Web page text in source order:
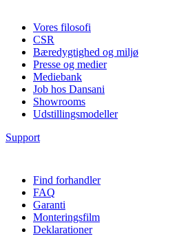
Vores filosofi
CSR
Bæredygtighed og miljø
Presse og medier
Mediebank
Job hos Dansani
Showrooms
Udstillingsmodeller
Support
Find forhandler
FAQ
Garanti
Monteringsfilm
Deklarationer